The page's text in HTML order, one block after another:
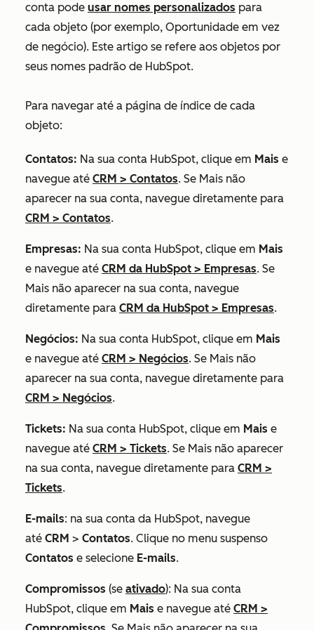
conta pode usar nomes personalizados para
cada objeto (por exemplo, Oportunidade em vez
de negócio). Este artigo se refere aos objetos por
seus nomes padrão de HubSpot.
Para navegar até a página de índice de cada
objeto:
Contatos: Na sua conta HubSpot, clique em Mais e
navegue até CRM > Contatos. Se Mais não
aparecer na sua conta, navegue diretamente para
CRM > Contatos.
Empresas: Na sua conta HubSpot, clique em Mais
e navegue até CRM da HubSpot > Empresas. Se
Mais não aparecer na sua conta, navegue
diretamente para CRM da HubSpot > Empresas.
Negócios: Na sua conta HubSpot, clique em Mais
e navegue até CRM > Negócios. Se Mais não
aparecer na sua conta, navegue diretamente para
CRM > Negócios.
Tickets: Na sua conta HubSpot, clique em Mais e
navegue até CRM > Tickets. Se Mais não aparecer
na sua conta, navegue diretamente para CRM >
Tickets.
E-mails: na sua conta da HubSpot, navegue
até CRM > Contatos. Clique no menu suspenso
Contatos e selecione E-mails.
Compromissos (se ativado): Na sua conta
HubSpot, clique em Mais e navegue até CRM >